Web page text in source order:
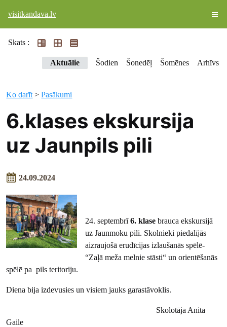
visitkandava.lv
Skats :
Aktuālie Šodien Šonedēļ Šomēnes Arhīvs
Ko darīt >Pasākumi
6.klases ekskursija
uz Jaunpils pili
24.09.2024
24. septembrī6. klase brauca ekskursijā
uz Jaunmoku pili. Skolnieki piedalījās
aizraujošā erudīcijas izlaušanās spēlē-
“Zaļā meža melnie stāsti“ un orientēšanās
spēlē pa pils teritoriju.
Diena bija izdevusies un visiem jauks garastāvoklis.
Skolotāja Anita
Gaile